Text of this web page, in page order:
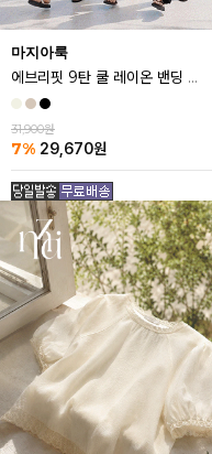
마지아룩
에브리핏 9탄 쿨 레이온 밴딩 와이드 팬츠
31,900원
7% 29,670원